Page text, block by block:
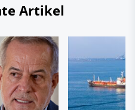
Artikel